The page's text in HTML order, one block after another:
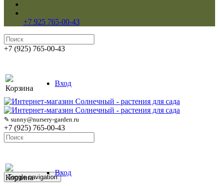
+7 925 765-00-43
+7 (925) 765-00-43
Корзина
Вход
✎ sunny@nursery-garden.ru
+7 (925) 765-00-43
Корзина
Вход
Toggle navigation